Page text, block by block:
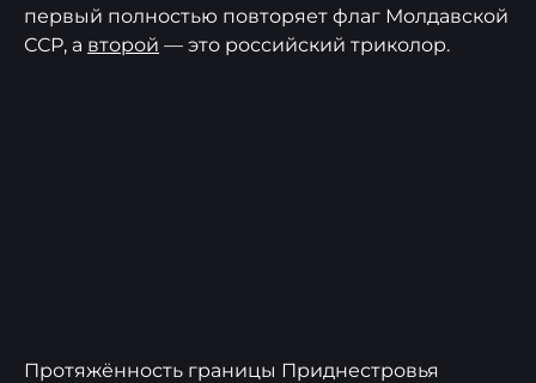
первый полностью повторяет флаг Молдавской
ССР, а второй — это российский триколор.
Протяжённость границы Приднестровья